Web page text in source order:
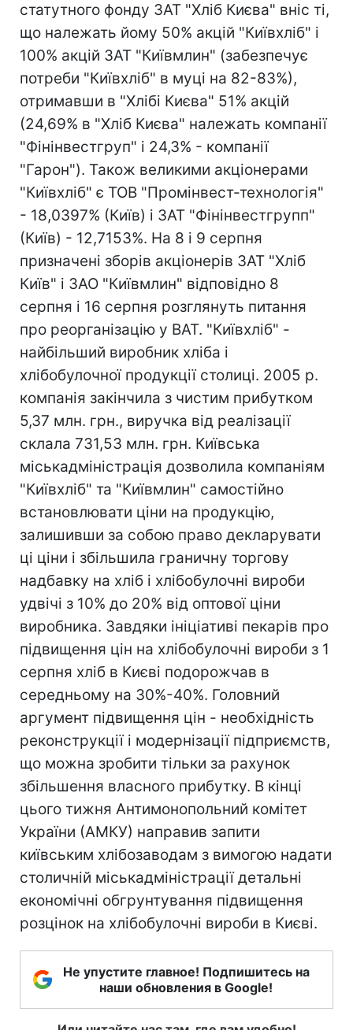
статутного фонду ЗАТ "Хліб Києва" вніс ті,
що належать йому 50% акцій "Київхліб" і
100% акцій ЗАТ "Київмлин" (забезпечує
потреби "Київхліб" в муці на 82-83%),
отримавши в "Хлібі Києва" 51% акцій
(24,69% в "Хліб Києва" належать компанії
"Фінінвестгруп" і 24,3% - компанії
"Гарон"). Також великими акціонерами
"Київхліб" є ТОВ "Промінвест-технологія"
- 18,0397% (Київ) і ЗАТ "Фінінвестгрупп"
(Київ) - 12,7153%. На 8 і 9 серпня
призначені зборів акціонерів ЗАТ "Хліб
Київ" і ЗАО "Київмлин" відповідно 8
серпня і 16 серпня розглянуть питання
про реорганізацію у ВАТ. "Київхліб" -
найбільший виробник хліба і
хлібобулочної продукції столиці. 2005 р.
компанія закінчила з чистим прибутком
5,37 млн. грн., виручка від реалізації
склала 731,53 млн. грн. Київська
міськадміністрація дозволила компаніям
"Київхліб" та "Київмлин" самостійно
встановлювати ціни на продукцію,
залишивши за собою право декларувати
ці ціни і збільшила граничну торгову
надбавку на хліб і хлібобулочні вироби
удвічі з 10% до 20% від оптової ціни
виробника. Завдяки ініціативі пекарів про
підвищення цін на хлібобулочні вироби з 1
серпня хліб в Києві подорожчав в
середньому на 30%-40%. Головний
аргумент підвищення цін - необхідність
реконструкції і модернізації підприємств,
що можна зробити тільки за рахунок
збільшення власного прибутку. В кінці
цього тижня Антимонопольний комітет
України (АМКУ) направив запити
київським хлібозаводам з вимогою надати
столичній міськадміністрації детальні
економічні обгрунтування підвищення
розцінок на хлібобулочні вироби в Києві.
Не упустите главное! Подпишитесь на
наши обновления в Google!